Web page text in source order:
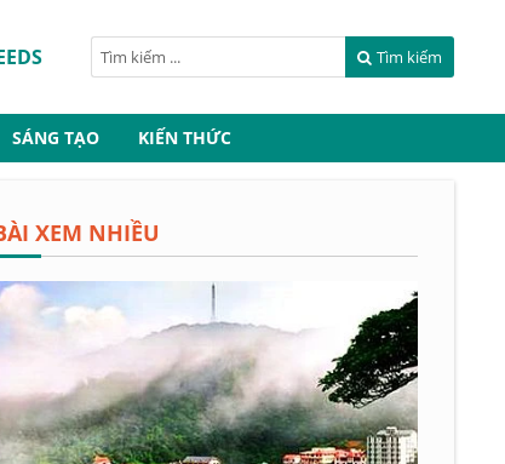
Tìm kiếm
SÁNG TẠO KIẾN THỨC
XEM NHIỀU